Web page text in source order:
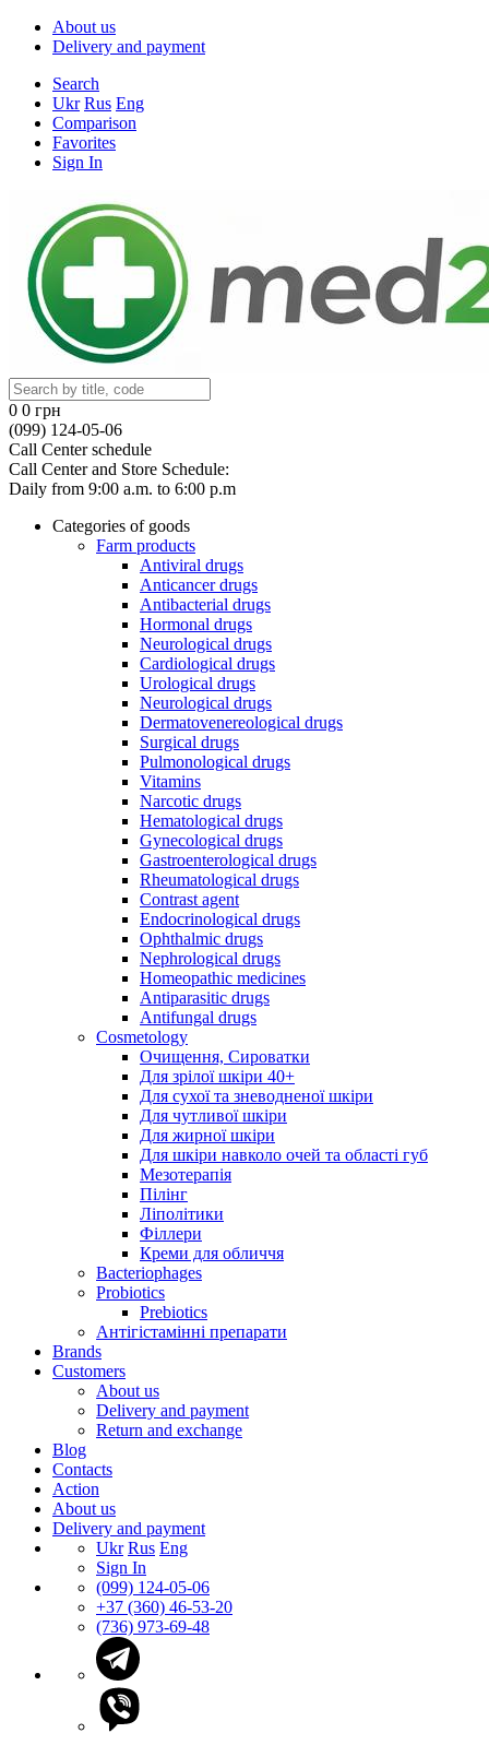
About us
Delivery and payment
Search
Ukr Rus Eng
Comparison
Favorites
Sign In
0 0 грн
(099) 124-05-06
Call Center schedule
Call Center and Store Schedule:
Daily from 9:00 a.m. to 6:00 p.m
Categories of goods
Farm products
Antiviral drugs
Anticancer drugs
Antibacterial drugs
Hormonal drugs
Neurological drugs
Cardiological drugs
Urological drugs
Neurological drugs
Dermatovenereological drugs
Surgical drugs
Pulmonological drugs
Vitamins
Narcotic drugs
Hematological drugs
Gynecological drugs
Gastroenterological drugs
Rheumatological drugs
Contrast agent
Endocrinological drugs
Ophthalmic drugs
Nephrological drugs
Homeopathic medicines
Antiparasitic drugs
Antifungal drugs
Cosmetology
Очищення, Сироватки
Для зрілої шкіри 40+
Для сухої та зневодненої шкіри
Для чутливої шкіри
Для жирної шкіри
Для шкіри навколо очей та області губ
Мезотерапія
Пілінг
Ліполітики
Філлери
Креми для обличчя
Bacteriophages
Probiotics
Prebiotics
Антігістамінні препарати
Brands
Customers
About us
Delivery and payment
Return and exchange
Blog
Contacts
Action
About us
Delivery and payment
Ukr Rus Eng
Sign In
(099) 124-05-06
+37 (360) 46-53-20
(736) 973-69-48